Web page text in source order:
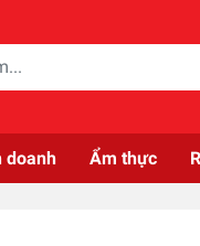
doanh Ẩm thực